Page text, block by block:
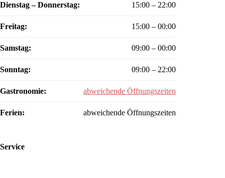
Dienstag – Donnerstag: 15:00 – 22:00
Freitag: 15:00 – 00:00
Samstag: 09:00 – 00:00
Sonntag: 09:00 – 22:00
Gastronomie: abweichende Öffnungszeiten
Ferien: abweichende Öffnungszeiten
Service